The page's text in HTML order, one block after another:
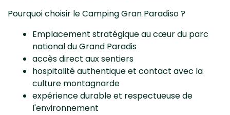
Pourquoi choisir le Camping Gran Paradiso ?
Emplacement stratégique au cœur du parc
national du Grand Paradis
accès direct aux sentiers
hospitalité authentique et contact avec la
culture montagnarde
expérience durable et respectueuse de
l'environnement